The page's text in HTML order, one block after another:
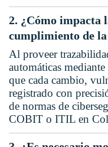
2. ¿Cómo impacta
cumplimiento de
Al proveer
automáticas
que cada cambio,
registrado con
de normas de
COBIT o ITIL en